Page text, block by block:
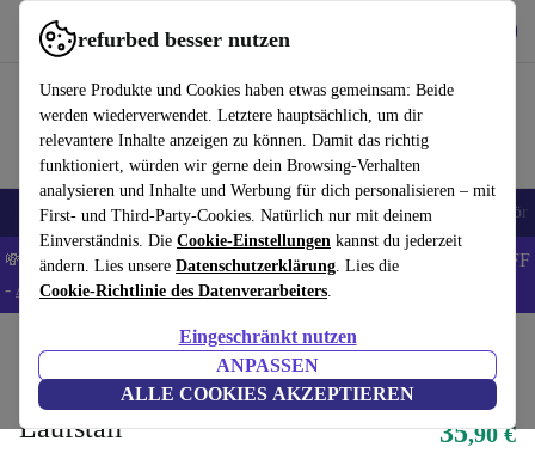
refurbed besser nutzen
Unsere Produkte und Cookies haben etwas gemeinsam: Beide
werden wiederverwendet. Letztere hauptsächlich, um dir
relevantere Inhalte anzeigen zu können. Damit das richtig
funktioniert, würden wir gerne dein Browsing-Verhalten
analysieren und Inhalte und Werbung für dich personalisieren – mit
First- und Third-Party-Cookies. Natürlich nur mit deinem
Einverständnis. Die Cookie-Einstellungen kannst du jederzeit
ändern. Lies unsere Datenschutzerklärung. Lies die
Cookie-Richtlinie des Datenverarbeiters.
Eingeschränkt nutzen
ANPASSEN
ALLE COOKIES AKZEPTIEREN
refurbed schnell und einfach nutzen
🎒 Back to school Handys Laptops Tablets Smartwatches Zubehör
💸Spare 8% EXTRA auf MacBooks und iPads – Code: BACK8OFF
- AGB
Kinderbetten Kinderreisebetten
Lionelo Stefi Babybett und
Laufstall
35,90 €